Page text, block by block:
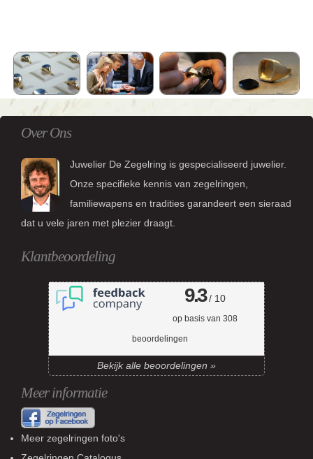
Over Ons
Juwelier De Zegelring is gespecialiseerd juwelier.
Onze specifieke kennis van zegelringen,
familiewapens en tradities garandeert een sieraad
dat u vele jaren met plezier draagt.
Klantbeoordeling
9.3/ 10
op basis van 308
beoordelingen
Bekijk alle beoordelingen »
Meer informatie
Meer zegelringen foto's